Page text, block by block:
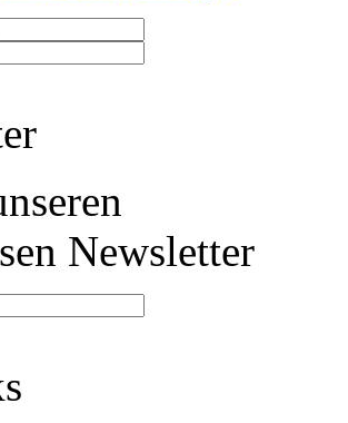
Newsletter